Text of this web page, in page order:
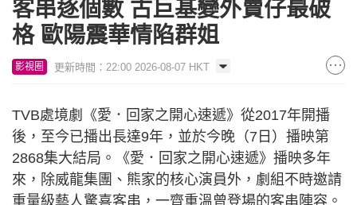
客串逐個數 古巨基變外賣仔最破
格 歐陽震華情陷群姐
影視圈 更新時間：22:00 2026-08-07 HKT
TVB處境劇《愛．回家之開心速遞》從2017年開播
後，至今已播出長達9年，並於今晚（7日）播映第
2868集大結局。《愛．回家之開心速遞》播映多年
來，除威龍集團、熊家的核心演員外，劇組不時邀請
重量級藝人驚喜客串，一齊重溫曾登場的客串陣容。